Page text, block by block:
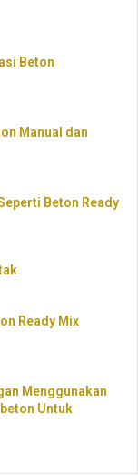
Beton
Manual dan
Beton Ready
Ready Mix
Menggunakan
Untuk